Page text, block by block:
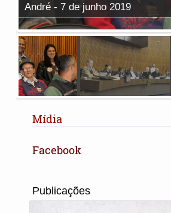
André - 7 de junho 2019
Mídia
Facebook
Publicações